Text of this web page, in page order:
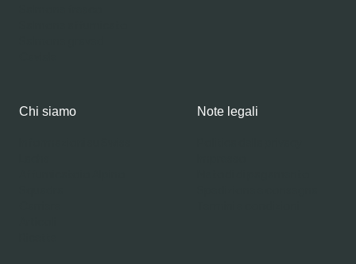
Chi siamo Note legali